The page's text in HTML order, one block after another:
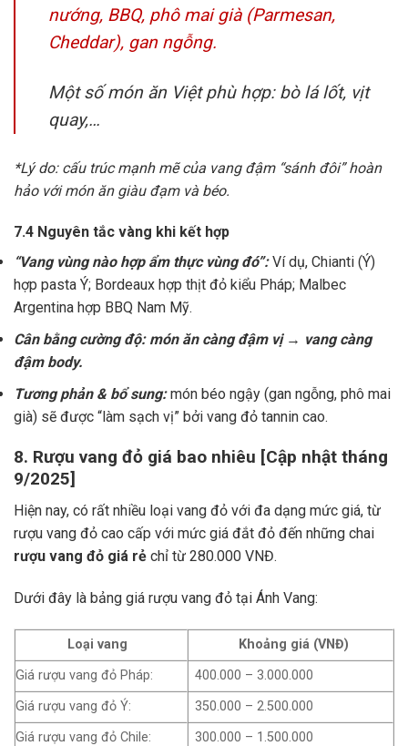
nướng, BBQ, phô mai già (Parmesan,
Cheddar), gan ngỗng.
Một số món ăn Việt phù hợp: bò lá lốt, vịt
quay,…
*Lý do: cấu trúc mạnh mẽ của vang đậm “sánh đôi” hoàn
hảo với món ăn giàu đạm và béo.
7.4 Nguyên tắc vàng khi kết hợp
“Vang vùng nào hợp ẩm thực vùng đó”:Ví dụ, Chianti (Ý)
hợp pasta Ý; Bordeaux hợp thịt đỏ kiểu Pháp; Malbec
Argentina hợp BBQ Nam Mỹ.
Cân bằng cường độ: món ăn càng đậm vị → vang càng
đậm body.
Tương phản & bổ sung:món béo ngậy (gan ngỗng, phô mai
già) sẽ được “làm sạch vị” bởi vang đỏ tannin cao.
8. Rượu vang đỏ giá bao nhiêu [Cập nhật tháng
9/2025]
Hiện nay, có rất nhiều loại vang đỏ với đa dạng mức giá, từ
rượu vang đỏ cao cấp với mức giá đắt đỏ đến những chai
rượu vang đỏ giá rẻ chỉ từ 280.000 VNĐ.
Dưới đây là bảng giá rượu vang đỏ tại Ánh Vang:
Loại vang
Khoảng giá (VNĐ)
Giá rượu vang đỏ Pháp:
400.000 – 3.000.000
Giá rượu vang đỏ Ý:
350.000 – 2.500.000
Giá rượu vang đỏ Chile:
300.000 – 1.500.000